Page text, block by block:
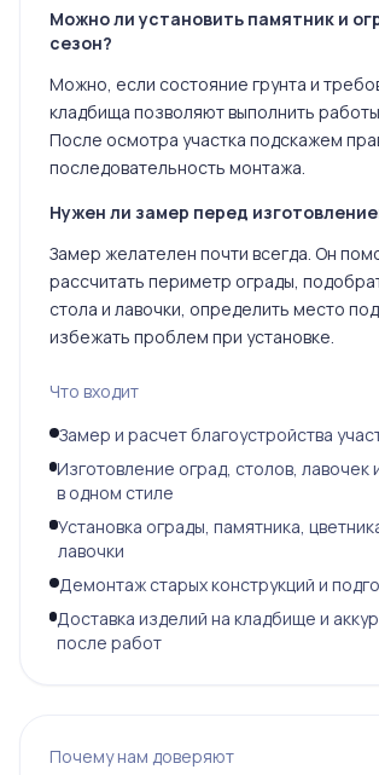
Можно ли установить памятник и
сезон?
Можно, если состояние грунта и
кладбища позволяют выполнить
После осмотра участка подскажем
последовательность монтажа.
Нужен ли замер перед
Замер желателен почти всегда. Он
рассчитать периметр ограды,
стола и лавочки, определить место
избежать проблем при установке.
Что входит
Замер и расчет благоустройства
Изготовление оград, столов, лавочек
в одном стиле
Установка ограды, памятника,
лавочки
Демонтаж старых конструкций и
Доставка изделий на кладбище и
после работ
Почему нам доверяют